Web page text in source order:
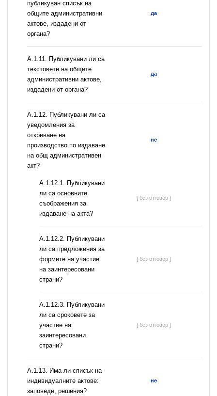
публикуван списък на
общите административни
актове, издадени от
органа?
да
А.1.11. Публикувани ли са
текстовете на общите
административни актове,
издадени от органа?
да
А.1.12. Публикувани ли са
уведомления за
откриване на
производство по издаване
на общ административен
акт?
не
А.1.12.1. Публикувани
ли са основните
съображения за
издаване на акта?
[ без отговор ]
А.1.12.2. Публикувани
ли са предложения за
формите на участие
на заинтересовани
страни?
[ без отговор ]
А.1.12.3. Публикувани
ли са сроковете за
участие на
заинтересовани
страни?
[ без отговор ]
А.1.13. Има ли списък на
индивидуалните актове:
заповеди, решения?
не